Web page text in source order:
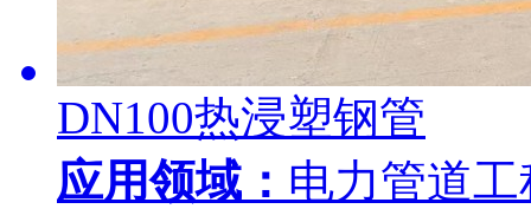
DN100热浸塑钢管
应用领域： 电力管道工